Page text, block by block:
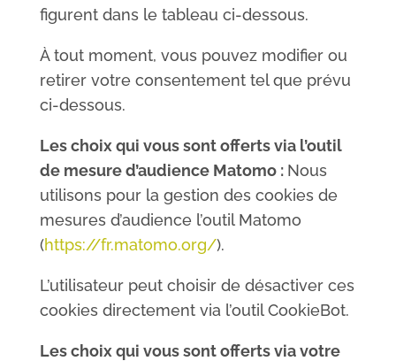
figurent dans le tableau ci-dessous.
À tout moment, vous pouvez modifier ou
retirer votre consentement tel que prévu
ci-dessous.
Les choix qui vous sont offerts via l’outil
de mesure d’audience Matomo : Nous
utilisons pour la gestion des cookies de
mesures d’audience l’outil Matomo
(https://fr.matomo.org/).
L’utilisateur peut choisir de désactiver ces
cookies directement via l’outil CookieBot.
Les choix qui vous sont offerts via votre